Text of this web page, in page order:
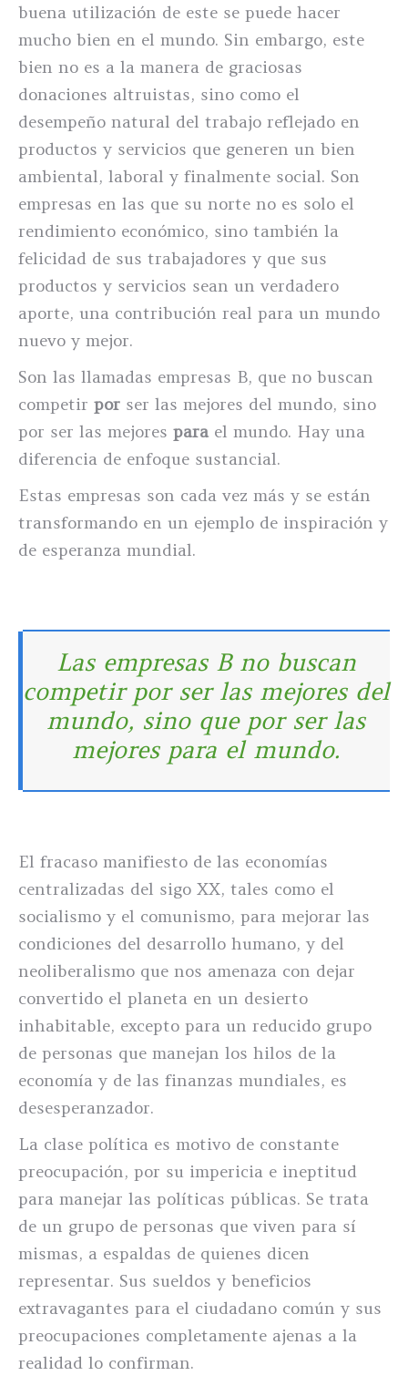
buena utilización de este se puede hacer
mucho bien en el mundo. Sin embargo, este
bien no es a la manera de graciosas
donaciones altruistas, sino como el
desempeño natural del trabajo reflejado en
productos y servicios que generen un bien
ambiental, laboral y finalmente social. Son
empresas en las que su norte no es solo el
rendimiento económico, sino también la
felicidad de sus trabajadores y que sus
productos y servicios sean un verdadero
aporte, una contribución real para un mundo
nuevo y mejor.
Son las llamadas empresas B, que no buscan
competir por ser las mejores del mundo, sino
por ser las mejores para el mundo. Hay una
diferencia de enfoque sustancial.
Estas empresas son cada vez más y se están
transformando en un ejemplo de inspiración y
de esperanza mundial.
Las empresas B no buscan
competir por ser las mejores del
mundo, sino que por ser las
mejores para el mundo.
El fracaso manifiesto de las economías
centralizadas del sigo XX, tales como el
socialismo y el comunismo, para mejorar las
condiciones del desarrollo humano, y del
neoliberalismo que nos amenaza con dejar
convertido el planeta en un desierto
inhabitable, excepto para un reducido grupo
de personas que manejan los hilos de la
economía y de las finanzas mundiales, es
desesperanzador.
La clase política es motivo de constante
preocupación, por su impericia e ineptitud
para manejar las políticas públicas. Se trata
de un grupo de personas que viven para sí
mismas, a espaldas de quienes dicen
representar. Sus sueldos y beneficios
extravagantes para el ciudadano común y sus
preocupaciones completamente ajenas a la
realidad lo confirman.